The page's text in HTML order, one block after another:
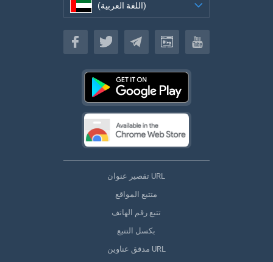
(اللغة العربية)
(اللغة العربية)
تقصير عنوان URL
متتبع المواقع
تتبع رقم الهاتف
بكسل التتبع
مدقق عناوين URL